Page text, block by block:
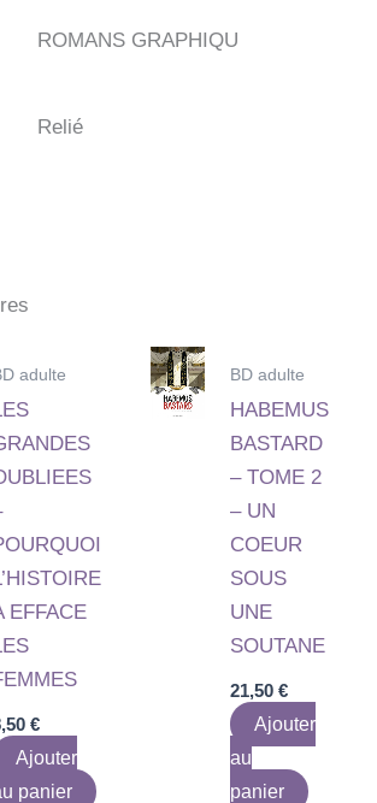
ROMANS GRAPHIQU
Relié
adulte
EFFACE
€
Ajouter
panier
BD adulte
HABEMUS
BASTARD
– TOME 2
– UN
COEUR
SOUS
UNE
SOUTANE
21,50 €
Ajouter
au
panier